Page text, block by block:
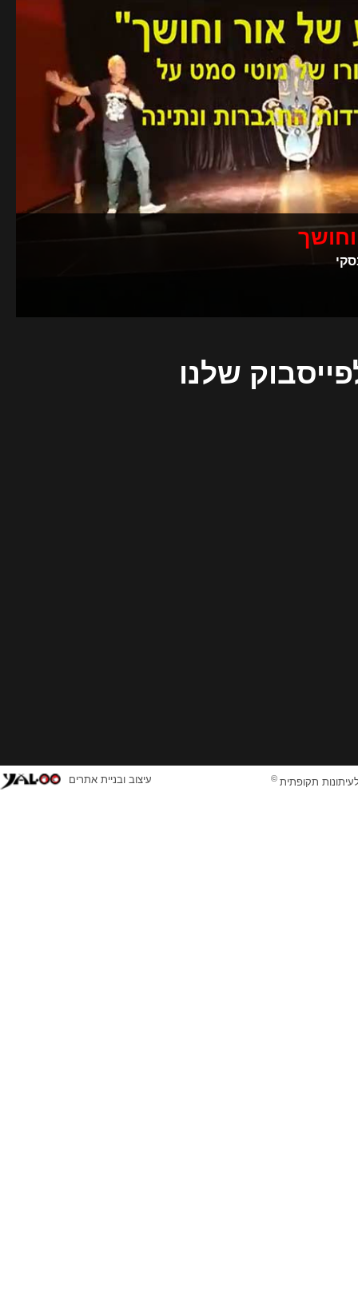
שלנו
תקופתית © עיצוב ובניית אתרים